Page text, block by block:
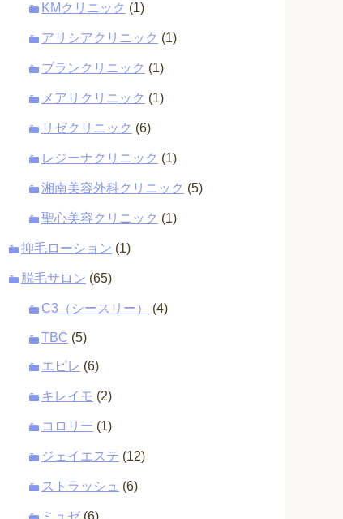
KMクリニック (1)
アリシアクリニック (1)
ブランクリニック (1)
メアリクリニック (1)
リゼクリニック (6)
レジーナクリニック (1)
湘南美容外科クリニック (5)
聖心美容クリニック (1)
抑毛ローション (1)
脱毛サロン (65)
C3（シースリー） (4)
TBC (5)
エピレ (6)
キレイモ (2)
コロリー (1)
ジェイエステ (12)
ストラッシュ (6)
ミュゼ (6)